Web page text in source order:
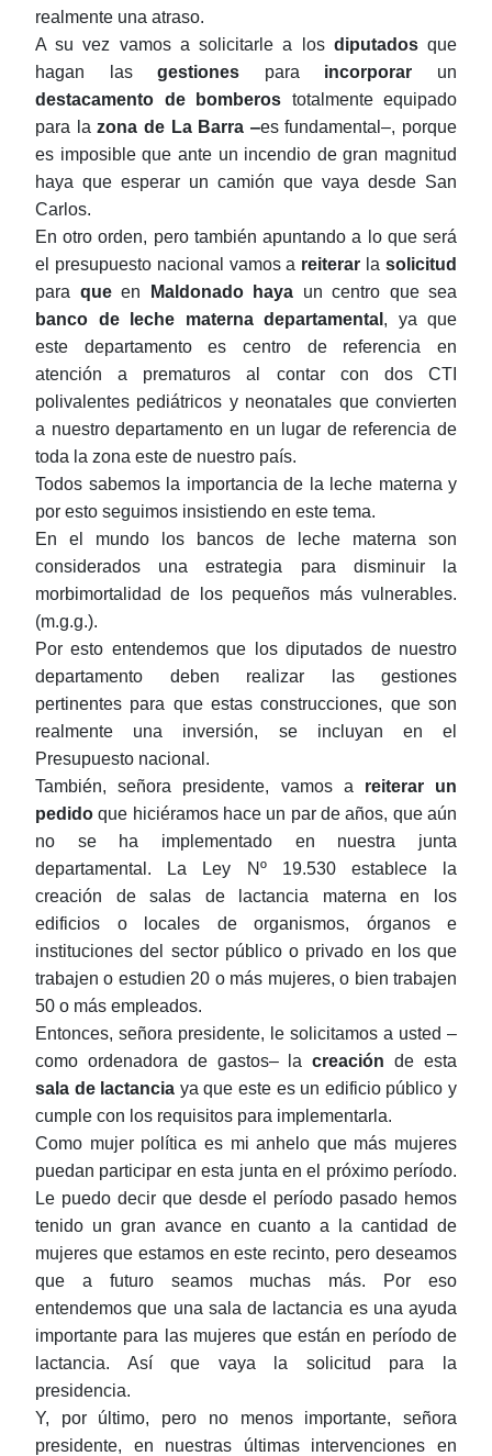
realmente una atraso.
A su vez vamos a solicitarle a los diputadosque
hagan lasgestiones para incorporar un
destacamento de bomberos totalmente equipado
para lazona de La Barra ‒es fundamental‒, porque
es imposible que ante un incendio de gran magnitud
haya que esperar un camión que vaya desde San
Carlos.
En otro orden, pero también apuntando a lo que será
el presupuesto nacional vamos a reiterar lasolicitud
para queen Maldonado haya un centro que sea
banco de leche materna departamental , ya que
este departamento es centro de referencia en
atención a prematuros al contar con dos CTI
polivalentes pediátricos y neonatales que convierten
a nuestro departamento en un lugar de referencia de
toda la zona este de nuestro país.
Todos sabemos la importancia de la leche materna y
por esto seguimos insistiendo en este tema.
En el mundo los bancos de leche materna son
considerados una estrategia para disminuir la
morbimortalidad de los pequeños más vulnerables.
(m.g.g.).
Por esto entendemos que los diputados de nuestro
departamento deben realizar las gestiones
pertinentes para que estas construcciones, que son
realmente una inversión, se incluyan en el
Presupuesto nacional.
También, señora presidente, vamos a reiterar un
pedidoque hiciéramos hace un par de años, que aún
no se ha implementado en nuestra junta
departamental. La Ley Nº 19.530 establece la
creación de salas de lactancia materna
en los
edificios o locales de organismos, órganos e
instituciones del sector público o privado en los que
trabajen o estudien 20 o más mujeres, o bien trabajen
50 o más empleados.
Entonces, señora presidente, le solicitamos a usted –
como ordenadora de gastos– lacreación de esta
sala de lactancia ya que este es un edificio público y
cumple con los requisitos para implementarla.
Como mujer política es mi anhelo que más mujeres
puedan participar en esta junta en el próximo período.
Le puedo decir que desde el período pasado hemos
tenido un gran avance en cuanto a la cantidad de
mujeres que estamos en este recinto, pero deseamos
que a futuro seamos muchas más. Por eso
entendemos que una sala de lactancia es una ayuda
importante para las mujeres que están en período de
lactancia. Así que vaya la solicitud para la
presidencia.
Y, por último, pero no menos importante, señora
presidente, en nuestras últimas intervenciones en